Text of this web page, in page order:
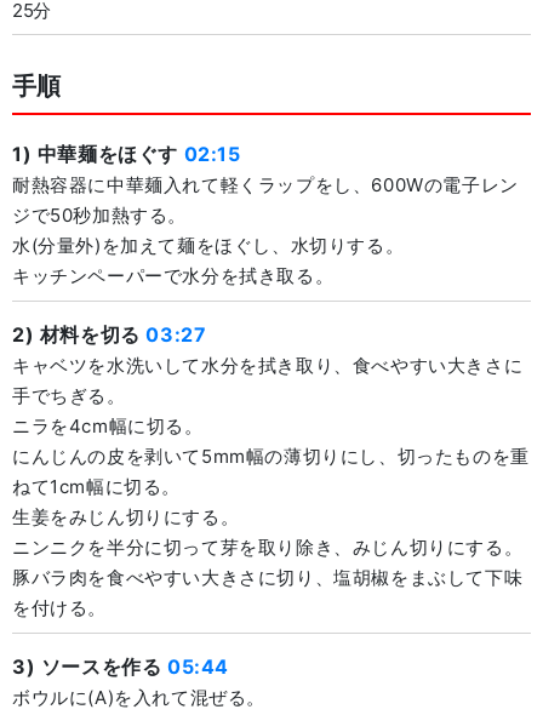
25分
手順
1) 中華麺をほぐす 02:15
耐熱容器に中華麺入れて軽くラップをし、600Wの電子レン
ジで50秒加熱する。
水(分量外)を加えて麺をほぐし、水切りする。
キッチンペーパーで水分を拭き取る。
2) 材料を切る03:27
キャベツを水洗いして水分を拭き取り、食べやすい大きさに
手でちぎる。
ニラを4cm幅に切る。
にんじんの皮を剥いて5mm幅の薄切りにし、切ったものを重
ねて1cm幅に切る。
生姜をみじん切りにする。
ニンニクを半分に切って芽を取り除き、みじん切りにする。
豚バラ肉を食べやすい大きさに切り、塩胡椒をまぶして下味
を付ける。
3) ソースを作る 05:44
ボウルに(A)を入れて混ぜる。